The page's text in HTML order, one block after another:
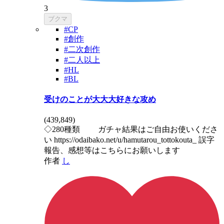
3
ブクマ
#CP
#創作
#二次創作
#二人以上
#HL
#BL
受けのことが大大大好きな攻め
(439,849)
◇280種類 ガチャ結果はご自由お使いくださ
い https://odaibako.net/u/hamutarou_tottokouta_ 誤字
報告、感想等はこちらにお願いします
作者 し